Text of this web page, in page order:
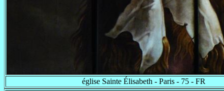
église Sainte Élisabeth - Paris - 75 - FR